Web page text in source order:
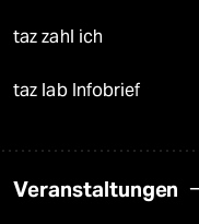
taz zahl ich
taz lab Infobrief
Veranstaltungen